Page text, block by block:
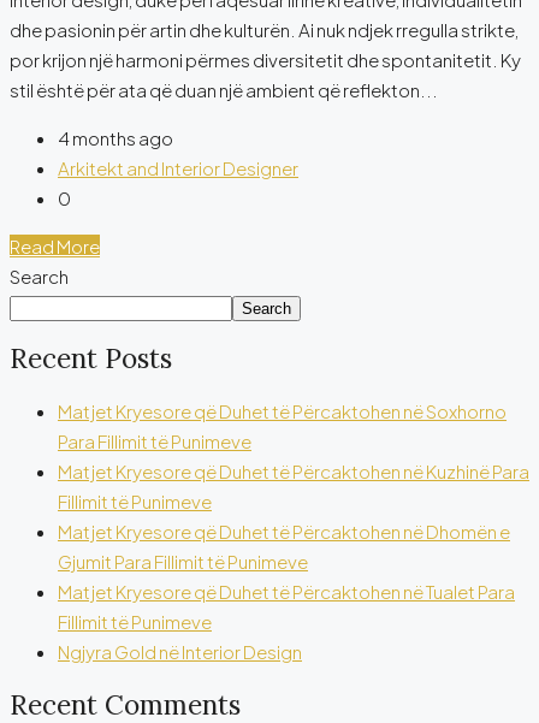
dhe pasionin për artin dhe kulturën. Ai nuk ndjek rregulla strikte,
por krijon një harmoni përmes diversitetit dhe spontanitetit. Ky
stil është për ata që duan një ambient që reflekton...
4 months ago
Arkitekt and Interior Designer
0
Read More
Search
Search
Recent Posts
Matjet Kryesore që Duhet të Përcaktohen në Soxhorno
Para Fillimit të Punimeve
Matjet Kryesore që Duhet të Përcaktohen në Kuzhinë Para
Fillimit të Punimeve
Matjet Kryesore që Duhet të Përcaktohen në Dhomën e
Gjumit Para Fillimit të Punimeve
Matjet Kryesore që Duhet të Përcaktohen në Tualet Para
Fillimit të Punimeve
Ngjyra Gold në Interior Design
Recent Comments